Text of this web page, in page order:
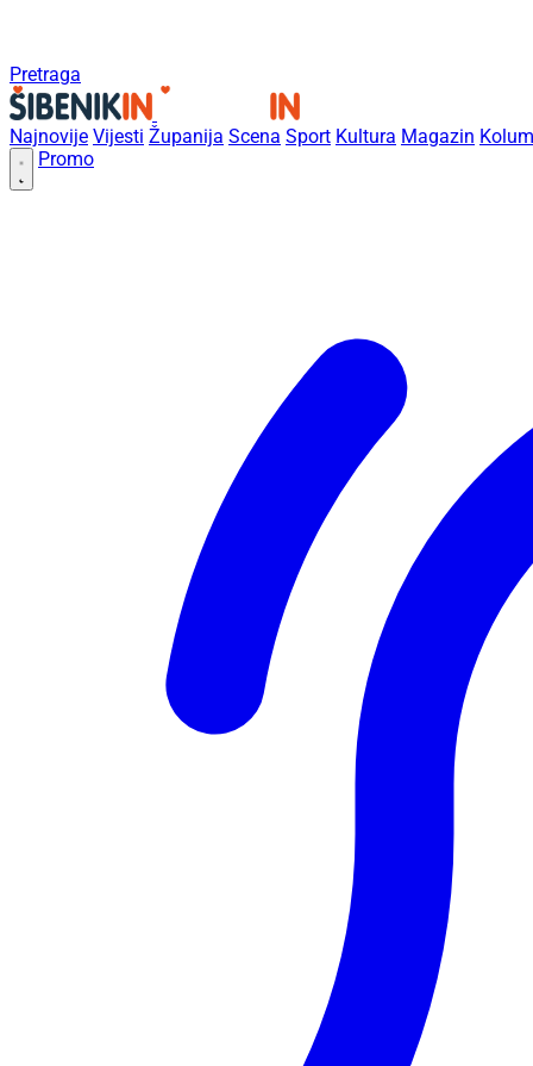
Pretraga
Najnovije Vijesti Županija Scena Sport Kultura Magazin
Promo